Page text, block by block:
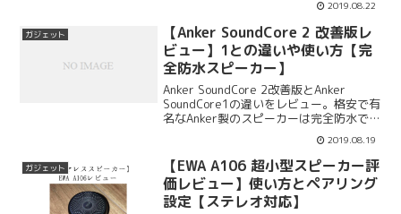
Fire HD 8は格安で購入ができるので利用
者が段々と増えているみたいですね。
2019.08.22
ガジェット
【Anker SoundCore 2 改善版レ
ビュー】1との違いや使い方【完
全防水スピーカー】
Anker SoundCore 2改善版とAnker
SoundCore1の違いをレビュー。格安で有
名なAnker製のスピーカーは完全防水でワ
イヤレスなので車や風呂場でも使うこと
が出来るので用途によって様々です。
Anker SoundCore 2改善版をレビュー。
2019.08.19
ガジェット
【EWA A106 超小型スピーカー評
価レビュー】使い方とペアリング
設定【ステレオ対応】